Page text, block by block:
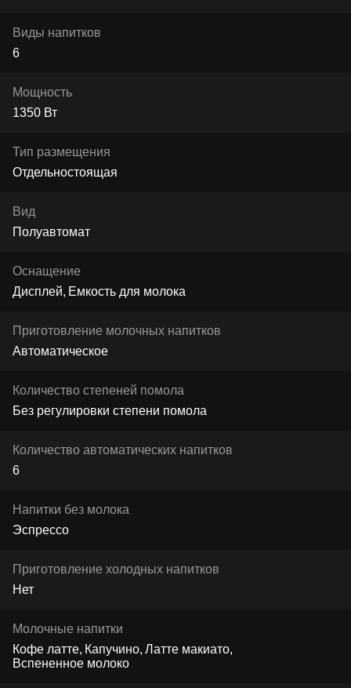
Виды напитков
6
Мощность
1350 Вт
Тип размещения
Отдельностоящая
Вид
Полуавтомат
Оснащение
Дисплей Емкость для молока
Приготовление молочных напитков
Автоматическое
Количество степеней помола
Без регулировки степени помола
Количество автоматических напитков
6
Напитки без молока
Эспрессо
Приготовление холодных напитков
Нет
Молочные напитки
Кофе латте Капучино Латте макиато
Вспененное молоко